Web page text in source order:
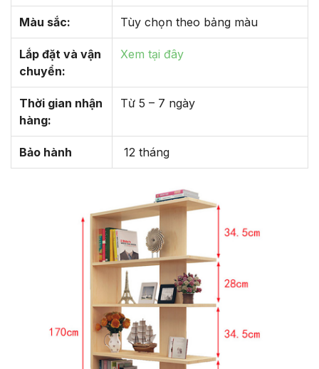
Màu sắc: Tùy chọn theo bảng màu
Lắp đặt và vận
chuyển:
Xem tại đây
Thời gian nhận
hàng:
Từ 5 – 7 ngày
Bảo hành 12 tháng